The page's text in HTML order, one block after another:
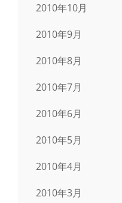
2010年10月
2010年9月
2010年8月
2010年7月
2010年6月
2010年5月
2010年4月
2010年3月